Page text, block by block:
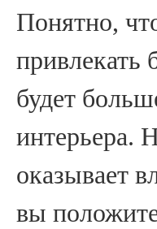
Понятно,
привлекать
будет
интерьера.
оказывает
вы